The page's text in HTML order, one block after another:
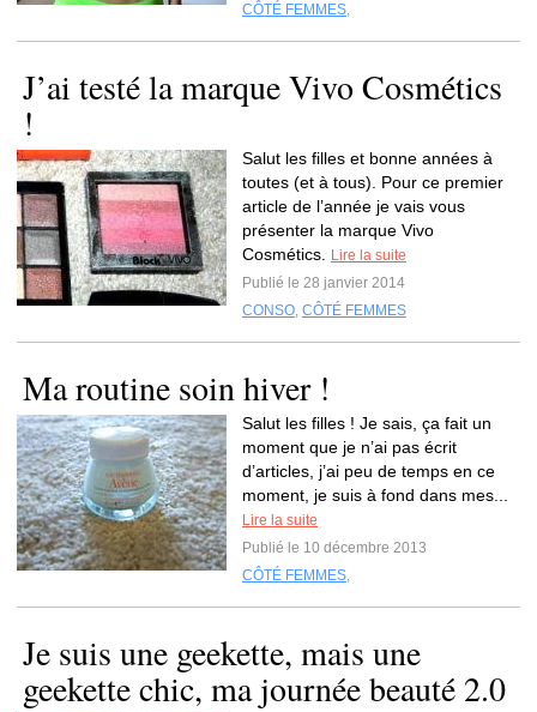
CÔTÉ FEMMES,
J’ai testé la marque Vivo Cosmétics
!
Salut les filles et bonne années à
toutes (et à tous). Pour ce premier
article de l’année je vais vous
présenter la marque Vivo
Cosmétics.
Lire la suite
Publié le 28 janvier 2014
CONSO, CÔTÉ FEMMES
Ma routine soin hiver !
Salut les filles ! Je sais, ça fait un
moment que je n’ai pas écrit
d’articles, j’ai peu de temps en ce
moment, je suis à fond dans mes...
Lire la suite
Publié le 10 décembre 2013
CÔTÉ FEMMES,
Je suis une geekette, mais une
geekette chic, ma journée beauté 2.0